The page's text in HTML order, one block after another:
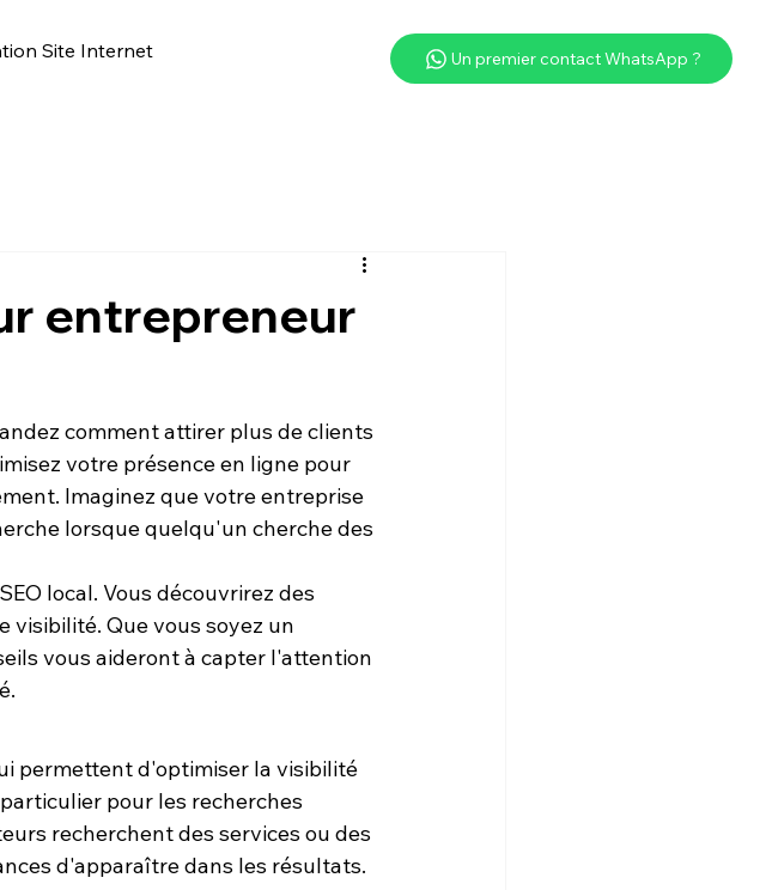
Site Internet Un premier contact WhatsApp ?
entrepreneur
comment attirer plus de clients
votre présence en ligne pour
Imaginez que votre entreprise
lorsque quelqu'un cherche des
local. Vous découvrirez des
Que vous soyez un
vous aideront à capter l'attention
permettent d'optimiser la visibilité
pour les recherches
recherchent des services ou des
d'apparaître dans les résultats.